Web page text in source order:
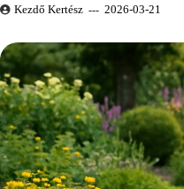
Kezdő Kertész 2026-03-21